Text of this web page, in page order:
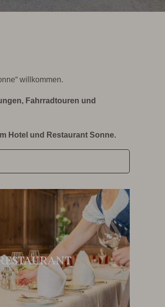
willkommen.
Fahrradtouren und
Hotel und Restaurant Sonne.